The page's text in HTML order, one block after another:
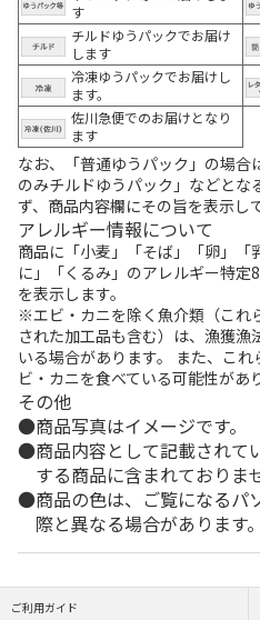
す
チルドゆうパックでお届け
します
冷凍ゆうパックでお届けし
ます。
佐川急便でのお届けとなり
ます
なお、「普通ゆうパック」の場
のみチルドゆうパック」などとな
ず、商品内容欄にその旨を表示し
アレルギー情報について
商品に「小麦」「そば」「卵」「
に」「くるみ」のアレルギー特
を表示します。
※エビ・カニを除く魚介類（これ
された加工品も含む）は、漁獲漁
いる場合があります。 また、こ
ビ・カニを食べている可能性があ
その他
商品写真はイメージです。
商品内容として記載されて
する商品に含まれておりま
商品の色は、ご覧になるパ
際と異なる場合があります。
ご利用ガイド